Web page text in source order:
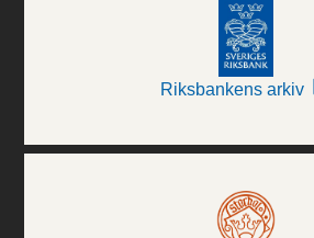
Riksbankens arkiv